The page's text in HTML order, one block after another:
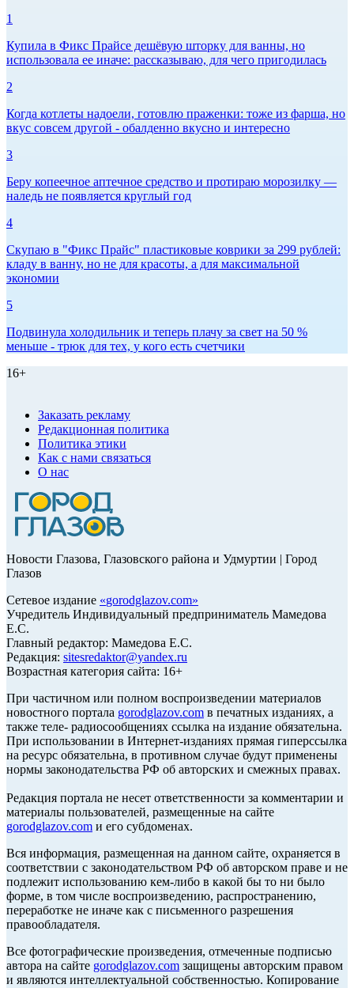
1
Купила в Фикс Прайсе дешёвую шторку для ванны, но
использовала ее иначе: рассказываю, для чего пригодилась
2
Когда котлеты надоели, готовлю праженки: тоже из фарша, но
вкус совсем другой - обалденно вкусно и интересно
3
Беру копеечное аптечное средство и протираю морозилку —
наледь не появляется круглый год
4
Скупаю в "Фикс Прайс" пластиковые коврики за 299 рублей:
кладу в ванну, но не для красоты, а для максимальной
экономии
5
Подвинула холодильник и теперь плачу за свет на 50 %
меньше - трюк для тех, у кого есть счетчики
16+
Заказать рекламу
Редакционная политика
Политика этики
Как с нами связаться
О нас
Новости Глазова, Глазовского района и Удмуртии | Город
Глазов
Сетевое издание «gorodglazov.com»
Учредитель Индивидуальный предприниматель Мамедова
Е.С.
Главный редактор: Мамедова Е.С.
Редакция: sitesredaktor@yandex.ru
Возрастная категория сайта: 16+
При частичном или полном воспроизведении материалов
новостного портала gorodglazov.com в печатных изданиях, а
также теле- радиосообщениях ссылка на издание обязательна.
При использовании в Интернет-изданиях прямая гиперссылка
на ресурс обязательна, в противном случае будут применены
нормы законодательства РФ об авторских и смежных правах.
Редакция портала не несет ответственности за комментарии и
материалы пользователей, размещенные на сайте
gorodglazov.com и его субдоменах.
Вся информация, размещенная на данном сайте, охраняется в
соответствии с законодательством РФ об авторском праве и не
подлежит использованию кем-либо в какой бы то ни было
форме, в том числе воспроизведению, распространению,
переработке не иначе как с письменного разрешения
правообладателя.
Все фотографические произведения, отмеченные подписью
автора на сайте gorodglazov.com защищены авторским правом
и являются интеллектуальной собственностью. Копирование